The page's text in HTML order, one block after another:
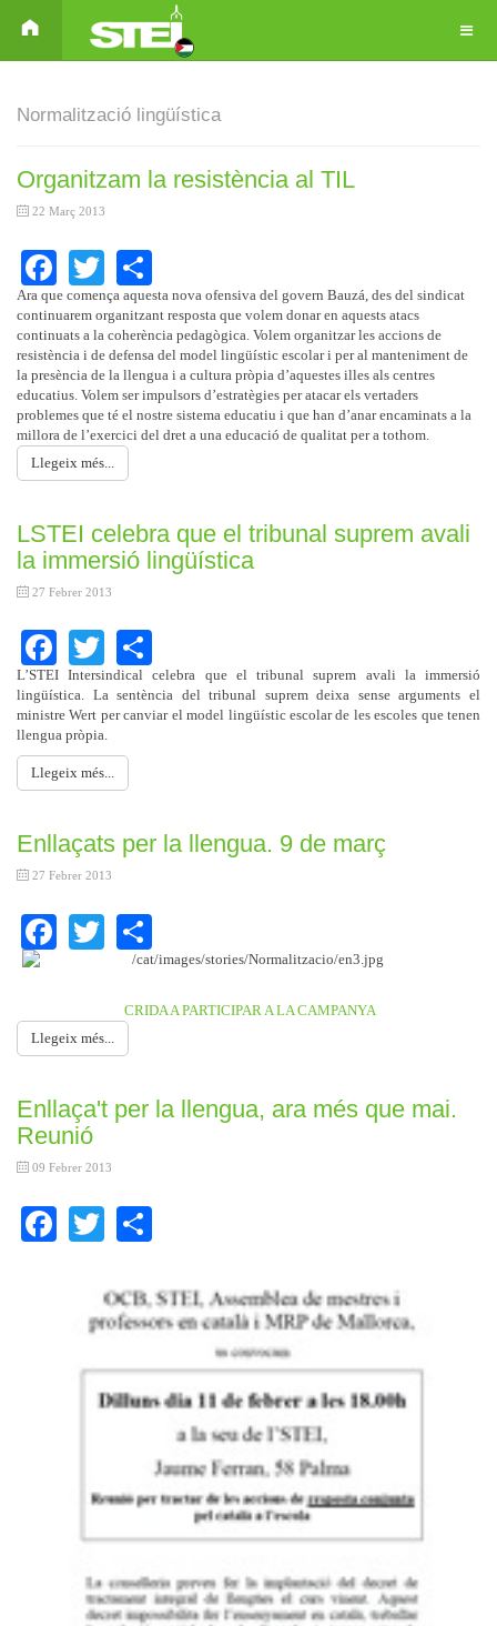
Normalització lingüística
Organitzam la resistència al TIL
22 Març 2013
Facebook
Twitter
Ara que comença aquesta nova ofensiva del govern Bauzá, des del sindicat
continuarem organitzant resposta que volem donar en aquests atacs
continuats a la coherència pedagògica. Volem organitzar les accions de
resistència i de defensa del model lingüístic escolar i per al manteniment de
la presència de la llengua i a cultura pròpia d’aquestes illes als centres
educatius. Volem ser impulsors d’estratègies per atacar els vertaders
problemes que té el nostre sistema educatiu i que han d’anar encaminats a la
millora de l’exercici del dret a una educació de qualitat per a tothom.
Llegeix més...
LSTEI celebra que el tribunal suprem avali
la immersió lingüística
27 Febrer 2013
Facebook
Twitter
L’STEI Intersindical celebra que el tribunal suprem avali la immersió
lingüística. La sentència del tribunal suprem deixa sense arguments el
ministre Wert per canviar el model lingüístic escolar de les escoles que tenen
llengua pròpia.
Llegeix més...
Enllaçats per la llengua. 9 de març
27 Febrer 2013
Facebook
Twitter
CRIDA A PARTICIPAR A LA CAMPANYA
Llegeix més...
Enllaça't per la llengua, ara més que mai.
Reunió
09 Febrer 2013
Facebook
Twitter